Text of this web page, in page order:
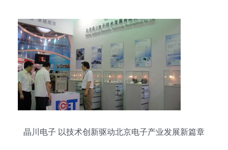
晶川电子 以技术创新驱动北京电子产业发展新篇章